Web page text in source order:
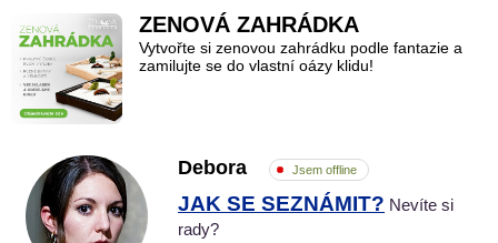
ZENOVÁ ZAHRÁDKA
Vytvořte si zenovou zahrádku podle fantazie a
zamilujte se do vlastní oázy klidu!
Debora Jsem offline
JAK SE SEZNÁMIT? Nevíte si
rady?